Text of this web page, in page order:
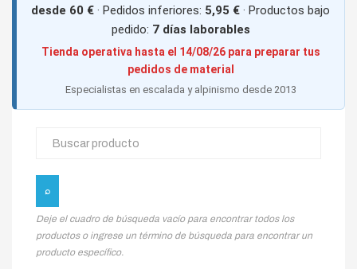
desde 60 € · Pedidos inferiores: 5,95 € · Productos bajo
pedido: 7 días laborables
Tienda operativa hasta el 14/08/26 para preparar tus
pedidos de material
Especialistas en escalada y alpinismo desde 2013
Deje el cuadro de búsqueda vacío para encontrar todos los
productos o ingrese un término de búsqueda para encontrar un
producto específico.